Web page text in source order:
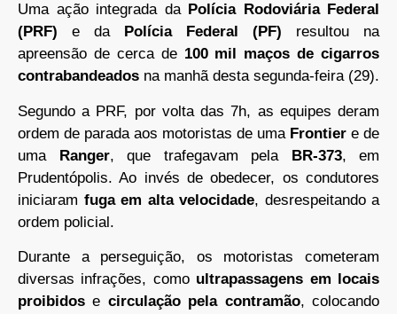
Uma ação integrada da Polícia Rodoviária Federal
(PRF) e da Polícia Federal (PF) resultou na
apreensão de cerca de 100 mil maços de cigarros
contrabandeados na manhã desta segunda-feira (29).
Segundo a PRF, por volta das 7h, as equipes deram
ordem de parada aos motoristas de uma Frontier e de
uma Ranger, que trafegavam pela BR-373, em
Prudentópolis. Ao invés de obedecer, os condutores
iniciaram fuga em alta velocidade, desrespeitando a
ordem policial.
Durante a perseguição, os motoristas cometeram
diversas infrações, como ultrapassagens em locais
proibidos e circulação pela contramão, colocando